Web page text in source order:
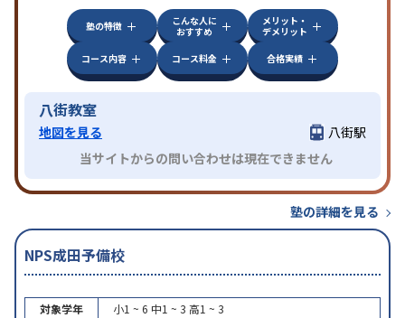
塾の特徴
こんな人に
おすすめ
メリット・
デメリット
コース内容
コース料金 合格実績
八街教室
地図を見る
八街駅
当サイトからの問い合わせは現在できません
塾の詳細を見る
NPS成田予備校
対象学年 小1 ~ 6 中1 ~ 3 高1 ~ 3